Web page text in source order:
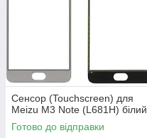
Сенсор (Touchscreen) для
Meizu M3 Note (L681H) білий
Готово до відправки